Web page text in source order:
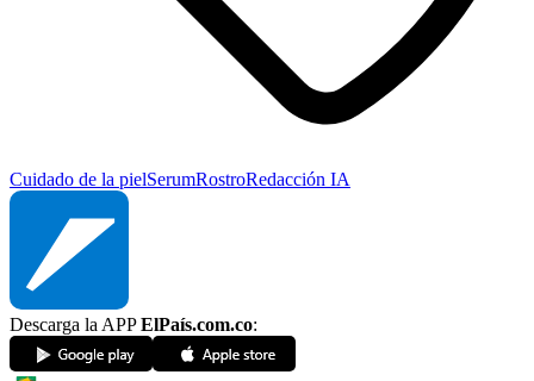
Cuidado de la pielSerumRostroRedacción IA
Descarga la APPElPaís.com.co: